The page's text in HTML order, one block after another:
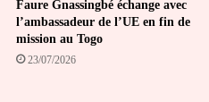
Faure Gnassingbé échange avec
l’ambassadeur de l’UE en fin de
mission au Togo
23/07/2026